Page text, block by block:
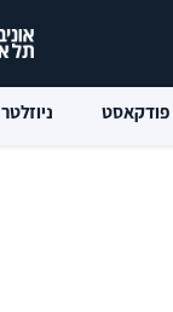
פודקאסט ניוזלטר